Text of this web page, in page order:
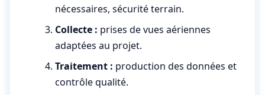
nécessaires, sécurité terrain.
Collecte : prises de vues aériennes
adaptées au projet.
Traitement : production des données et
contrôle qualité.